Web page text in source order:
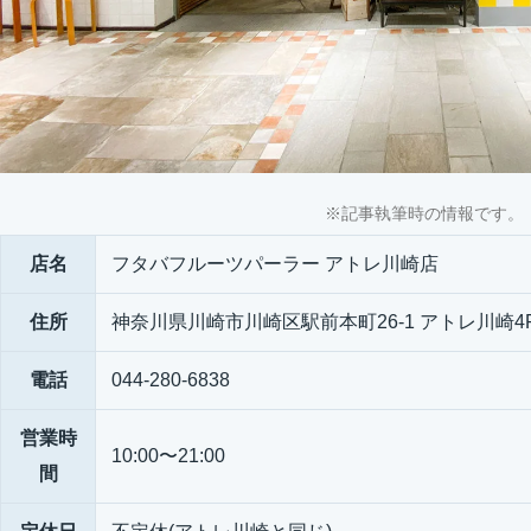
※記事執筆時の情報です。
店名 フタバフルーツパーラー アトレ川崎店
住所 神奈川県川崎市川崎区駅前本町26-1 アトレ川崎
電話 044-280-6838
営業時
間
10:00〜21:00